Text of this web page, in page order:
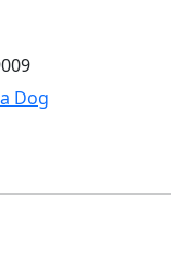
Dog